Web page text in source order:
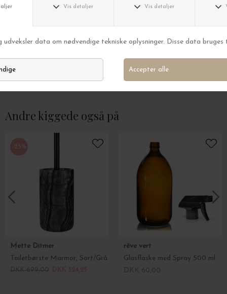
Readers Cph
Læsebrille Helsingør, Dark Havana
DKK 399,00
Readers Cph
DKK 399,00
Andre kiggede også på
-25%
Mette Ditmer
Toiletbørste Marmor, Sort/Grå
rêve vert
Glasflaske med Spray 500 ml.